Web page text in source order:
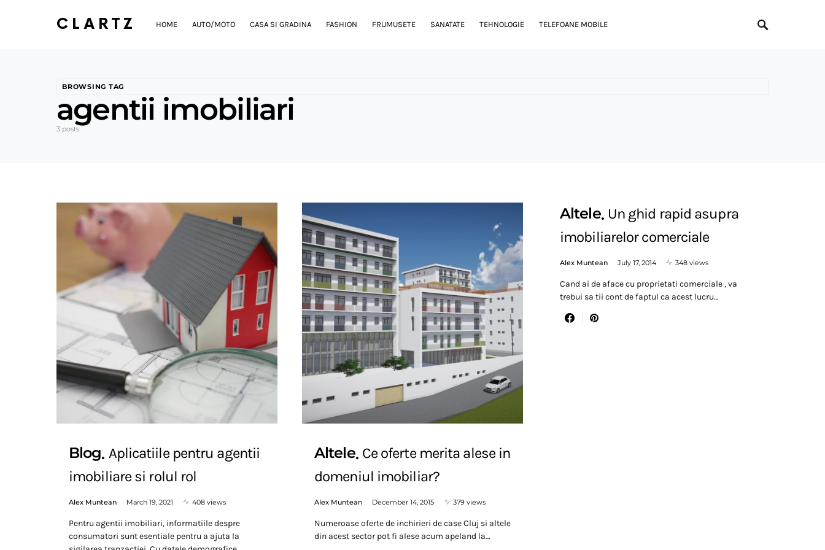
CLARTZ HOME AUTO/MOTO CASA SI GRADINA FASHION FRUMUSETE SANATATE TEHNOLOGIE TELEFOANE MOBILE
BROWSING TAG
agentii imobiliari
3 posts
Blog Aplicatiile pentru agentii
imobiliare si rolul rol
Alex Muntean March 19, 2021 408 views
Pentru agentii imobiliari, informatiile despre
consumatori sunt esentiale pentru a ajuta la
Altele Ce oferte merita alese in
domeniul imobiliar?
Alex Muntean December 14, 2015 379 views
Numeroase oferte de inchirieri de case Cluj si altele
din acest sector pot fi alese acum apeland la…
Altele Un ghid rapid asupra
imobiliarelor comerciale
Alex Muntean July 17, 2014 348 views
Cand ai de aface cu proprietati comerciale , va
trebui sa tii cont de faptul ca acest lucru…